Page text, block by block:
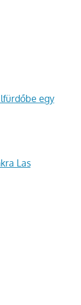
egy
Las